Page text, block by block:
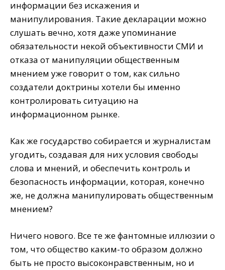
информации без искажения и
манипулирования. Такие декларации можно
слушать вечно, хотя даже упоминание
обязательности некой объективности СМИ и
отказа от манипуляции общественным
мнением уже говорит о том, как сильно
создатели доктрины хотели бы именно
контролировать ситуацию на
информационном рынке.
Как же государство собирается и журналистам
угодить, создавая для них условия свободы
слова и мнений, и обеспечить контроль и
безопасность информации, которая, конечно
же, не должна манипулировать общественным
мнением?
Ничего нового. Все те же фантомные иллюзии о
том, что общество каким-то образом должно
быть не просто высоконравственным, но и